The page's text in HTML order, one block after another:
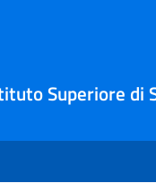
Superiore di